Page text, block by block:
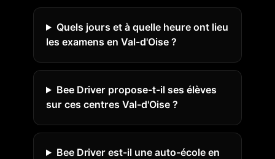
Quels jours et à quelle heure ont lieu
les examens en Val-d'Oise ?
Bee Driver propose-t-il ses élèves
sur ces centres Val-d'Oise ?
Bee Driver est-il une auto-école en